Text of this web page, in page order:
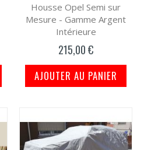
Housse Opel Semi sur
Mesure - Gamme Argent
Intérieure
215,00 €
AJOUTER AU PANIER